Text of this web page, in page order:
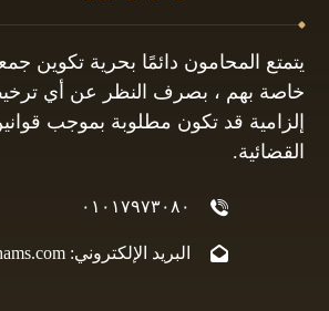
يتمتع المحامون دائمًا بحرية تكوين
خاصة بهم ، بصرف النظر عن أي
إلزامية قد تكون مطلوبة بموجب
القضائية.
٠١٠١٧٩٧٣٠٨٠
البريد الإلكتروني: info@m-shams.com